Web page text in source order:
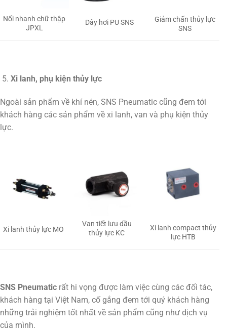
Nối nhanh chữ thập
JPXL
Dây hơi PU SNS
Giảm chấn thủy lực
SNS
Xi lanh, phụ kiện thủy lực
Ngoài sản phẩm về khí nén, SNS Pneumatic cũng đem tới
khách hàng các sản phẩm về xi lanh, van và phụ kiện thủy
lực.
Xi lanh thủy lực MO
Van tiết lưu dầu
thủy lực KC
Xi lanh compact thủy
lực HTB
SNS Pneumatic rất hi vọng được làm việc cùng các đối tác,
khách hàng tại Việt Nam, cố gắng đem tới quý khách hàng
những trải nghiệm tốt nhất về sản phẩm cũng như dịch vụ
của mình.